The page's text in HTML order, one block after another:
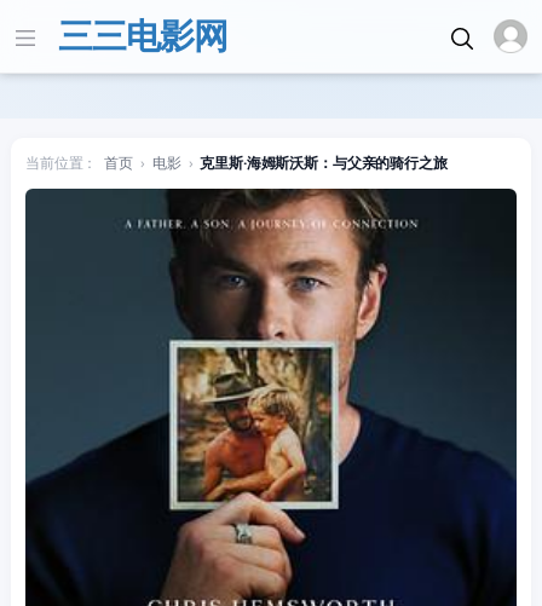
三三电影网
当前位置： 首页 › 电影 › 克里斯·海姆斯沃斯：与父亲的骑行之旅